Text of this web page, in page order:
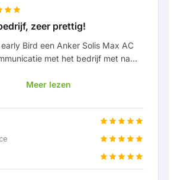
zeer prettig!
Bird een Anker Solis Max AC
met het bedrijf met name
op de hoogte gehouden van
levering werd er zelfs een gratis
aangeboden om de thuis
van een vaste verbinding aan
erg fijn bedrijf waar service en
Meer lezen